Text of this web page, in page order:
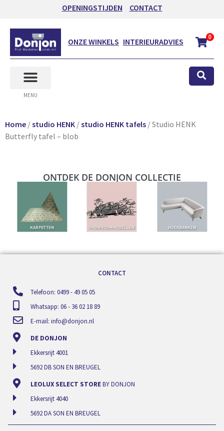
OPENINGSTIJDEN CONTACT
ONZE WINKELS INTERIEURADVIES 0
MENU
Home /studio HENK /studio HENK tafels / Studio HENK
Butterfly tafel – blob
ONTDEK DE DONJON COLLECTIE
CONTACT
Telefoon: 0499 - 49 05 05
Whatsapp: 06 - 36 02 18 89
E-mail: info@donjon.nl
DE DONJON
Ekkersrijt 4001
5692 DB SON EN BREUGEL
LEOLUX SELECT STOREBY DONJON
Ekkersrijt 4040
5692 DA SON EN BREUGEL